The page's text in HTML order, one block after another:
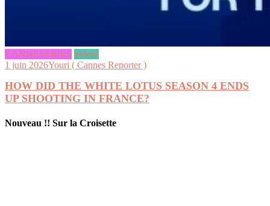
CANNESERIES videos
1 juin 2026Youri ( Cannes Reporter )
HOW DID THE WHITE LOTUS SEASON 4 ENDS
UP SHOOTING IN FRANCE?
Nouveau !! Sur la Croisette